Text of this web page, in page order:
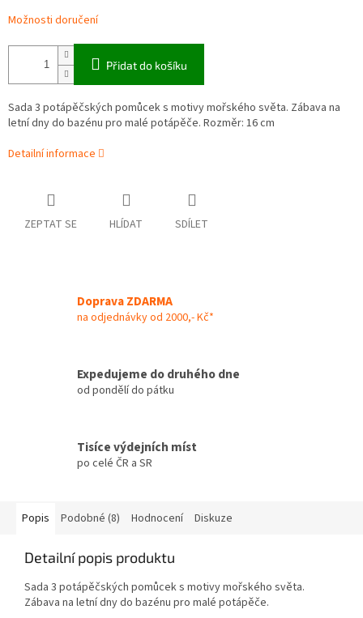
Možnosti doručení
Přidat do košíku
Sada 3 potápěčských pomůcek s motivy mořského světa. Zábava na
letní dny do bazénu pro malé potápěče. Rozměr: 16 cm
Detailní informace
ZEPTAT SE HLÍDAT SDÍLET
Doprava ZDARMA
na odjednávky od 2000,- Kč*
Expedujeme do druhého dne
od pondělí do pátku
Tisíce výdejních míst
po celé ČR a SR
Popis Podobné (8) Hodnocení Diskuze
Detailní popis produktu
Sada 3 potápěčských pomůcek s motivy mořského světa.
Zábava na letní dny do bazénu pro malé potápěče.